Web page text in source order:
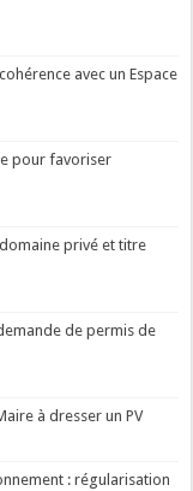
avec un Espace
pour favoriser
privé et titre
de permis de
à dresser un PV
: régularisation